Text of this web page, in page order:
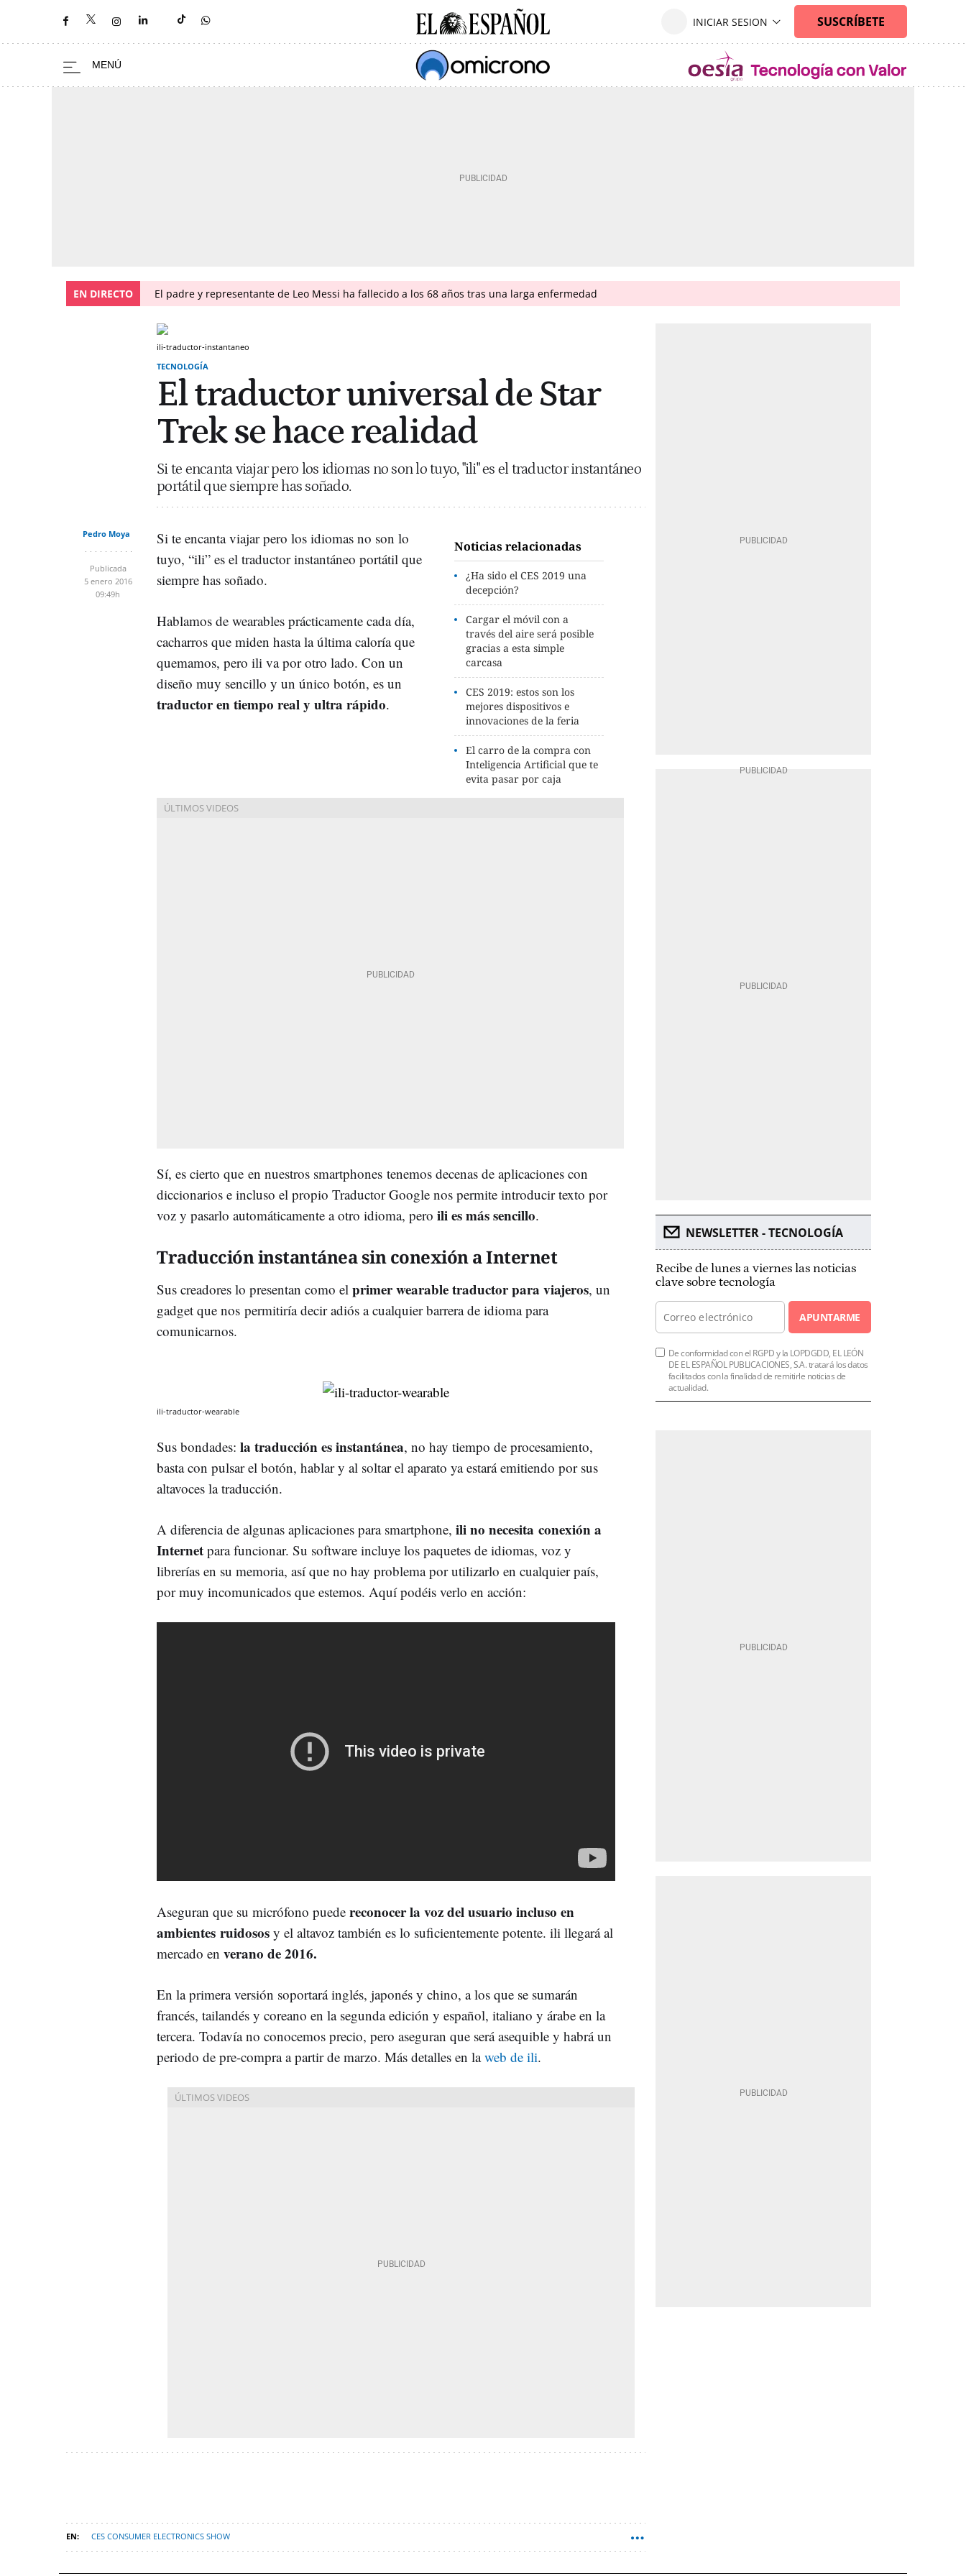
EN DIRECTO El padre y representante de Leo Messi ha fallecido a los 68 años tras una larga enfermedad
ili-traductor-instantaneo
TECNOLOGÍA
El traductor universal de Star
Trek se hace realidad
Si te encanta viajar pero los idiomas no son lo tuyo, "ili" es el traductor instantáneo
portátil que siempre has soñado.
Pedro Moya
Publicada
5 enero 2016
09:49h
Noticias relacionadas
¿Ha sido el CES 2019 una
decepción?
Cargar el móvil con a
través del aire será posible
gracias a esta simple
carcasa
CES 2019: estos son los
mejores dispositivos e
innovaciones de la feria
El carro de la compra con
Inteligencia Artificial que te
evita pasar por caja
Si te encanta viajar pero los idiomas no son lo
tuyo, “ili” es el traductor instantáneo portátil que
siempre has soñado.
Hablamos de wearables prácticamente cada día,
cacharros que miden hasta la última caloría que
quemamos, pero ili va por otro lado. Con un
diseño muy sencillo y un único botón, es un
traductor en tiempo real y ultra rápido.
Sí, es cierto que en nuestros smartphones tenemos decenas de aplicaciones con
diccionarios e incluso el propio Traductor Google nos permite introducir texto por
voz y pasarlo automáticamente a otro idioma, pero ili es más sencillo.
Traducción instantánea sin conexión a Internet
Sus creadores lo presentan como el primer wearable traductor para viajeros, un
gadget que nos permitiría decir adiós a cualquier barrera de idioma para
comunicarnos.
ili-traductor-wearable
Sus bondades: la traducción es instantánea, no hay tiempo de procesamiento,
basta con pulsar el botón, hablar y al soltar el aparato ya estará emitiendo por sus
altavoces la traducción.
A diferencia de algunas aplicaciones para smartphone, ili no necesita conexión a
Internet para funcionar. Su software incluye los paquetes de idiomas, voz y
librerías en su memoria, así que no hay problema por utilizarlo en cualquier país,
por muy incomunicados que estemos. Aquí podéis verlo en acción:
Aseguran que su micrófono puede reconocer la voz del usuario incluso en
ambientes ruidosos y el altavoz también es lo suficientemente potente. ili llegará al
mercado en verano de 2016.
En la primera versión soportará inglés, japonés y chino, a los que se sumarán
francés, tailandés y coreano en la segunda edición y español, italiano y árabe en la
tercera. Todavía no conocemos precio, pero aseguran que será asequible y habrá un
periodo de pre-compra a partir de marzo. Más detalles en laweb de ili.
CES CONSUMER ELECTRONICS SHOW
NEWSLETTER - TECNOLOGÍA
Recibe de lunes a viernes las noticias
clave sobre tecnología
APUNTARME
De conformidad con el RGPD y la LOPDGDD, EL LEÓN
DE EL ESPAÑOL PUBLICACIONES, S.A. tratará los datos
facilitados con la finalidad de remitirle noticias de
actualidad.